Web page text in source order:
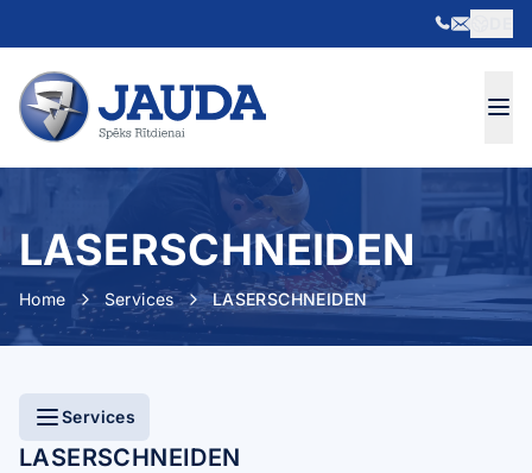
LASERSCHNEIDEN
Home Services LASERSCHNEIDEN
LASERSCHNEIDEN
Services